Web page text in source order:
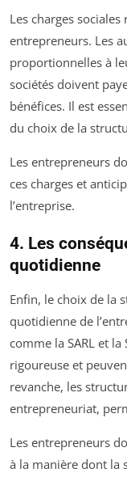
Les charges
entrepreneurs. Les
proportionnelles à
sociétés doivent
bénéfices. Il est
du choix de la
Les entrepreneurs
ces charges et
l’entreprise.
4. Les
quotidienne
Enfin, le choix de la
quotidienne de
comme la SARL et
rigoureuse et
revanche, les
entrepreneuriat,
Les entrepreneurs
à la manière dont la